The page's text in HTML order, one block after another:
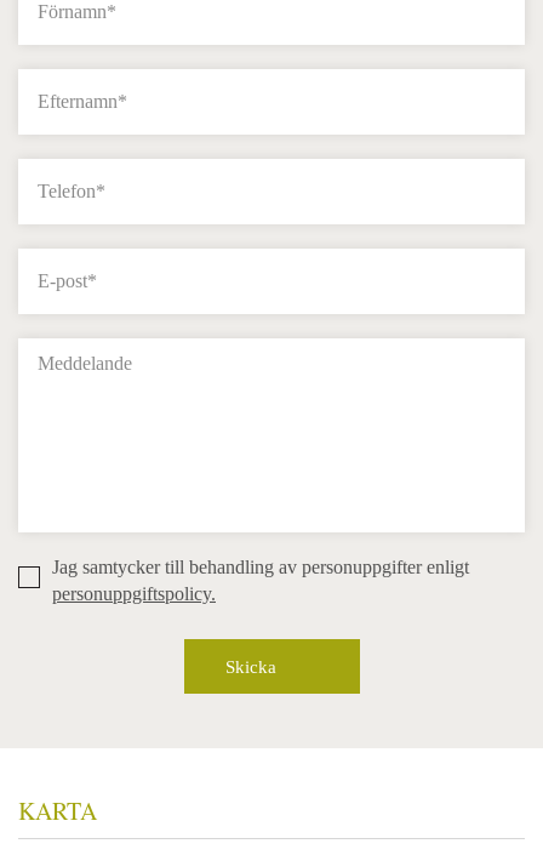
Jag samtycker till behandling av personuppgifter enligt
personuppgiftspolicy.
KARTA